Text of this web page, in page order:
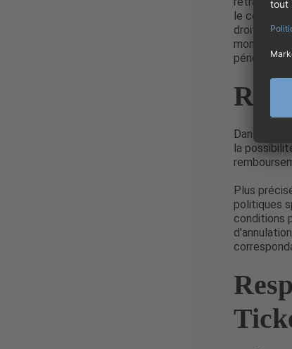
le
droit de
moment
période
Dans le
la
Plus
politiques
conditions